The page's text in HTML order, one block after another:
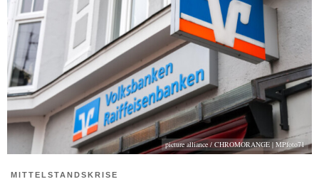
picture alliance / CHROMORANGE | MPfoto71
MITTELSTANDSKRISE